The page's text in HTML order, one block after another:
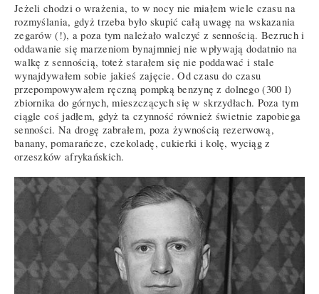
Jeżeli chodzi o wrażenia, to w nocy nie miałem wiele czasu na
rozmyślania, gdyż trzeba było skupić całą uwagę na wskazania
zegarów (!), a poza tym należało walczyć z sennością. Bezruch i
oddawanie się marzeniom bynajmniej nie wpływają dodatnio na
walkę z sennością, toteż starałem się nie poddawać i stale
wynajdywałem sobie jakieś zajęcie. Od czasu do czasu
przepompowywałem ręczną pompką benzynę z dolnego (300 l)
zbiornika do górnych, mieszczących się w skrzydłach. Poza tym
ciągle coś jadłem, gdyż ta czynność również świetnie zapobiega
senności. Na drogę zabrałem, poza żywnością rezerwową,
banany, pomarańcze, czekoladę, cukierki i kolę, wyciąg z
orzeszków afrykańskich.